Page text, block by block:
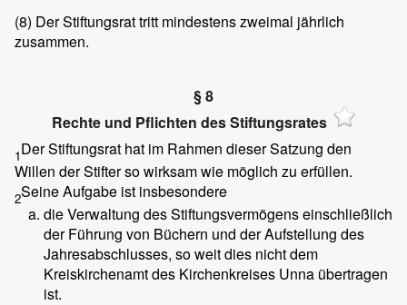
(8) Der Stiftungsrat tritt mindestens zweimal jährlich
zusammen.
§ 8
Rechte und Pflichten des Stiftungsrates
1Der Stiftungsrat hat im Rahmen dieser Satzung den
Willen der Stifter so wirksam wie möglich zu erfüllen.
2Seine Aufgabe ist insbesondere
die Verwaltung des Stiftungsvermögens einschließlich
der Führung von Büchern und der Aufstellung des
Jahresabschlusses, so weit dies nicht dem
Kreiskirchenamt des Kirchenkreises Unna übertragen
ist.